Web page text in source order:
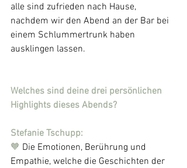
alle sind zufrieden nach Hause,
nachdem wir den Abend an der Bar bei
einem Schlummertrunk haben
ausklingen lassen.
Welches sind deine drei persönlichen
Highlights dieses Abends?
Stefanie Tschupp:
🧡 Die Emotionen, Berührung und
Empathie, welche die Geschichten der